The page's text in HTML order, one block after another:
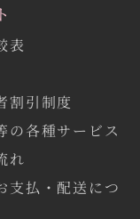
表
割引制度
の各種サービス
れ
支払・配送につ